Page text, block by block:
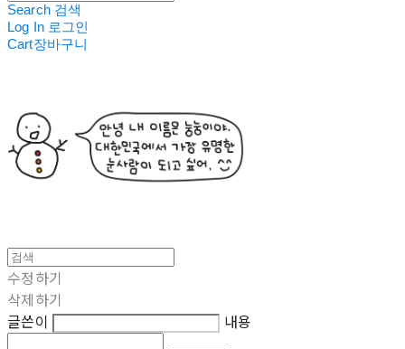
Search 검색
Log In 로그인
Cart장바구니
수정하기
삭제하기
글쓴이
내용